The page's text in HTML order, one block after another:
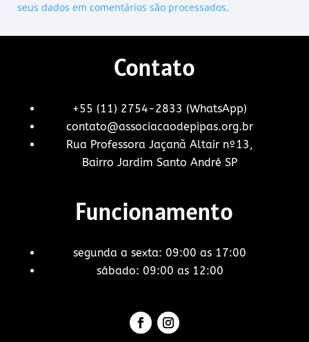
seus dados em comentários são processados.
Contato
+55 (11) 2754-2833 (WhatsApp)
contato@associacaodepipas.org.br
Rua Professora Jaçanã Altair nº13,
Bairro Jardim Santo André SP
Funcionamento
segunda a sexta: 09:00 as 17:00
sábado: 09:00 as 12:00